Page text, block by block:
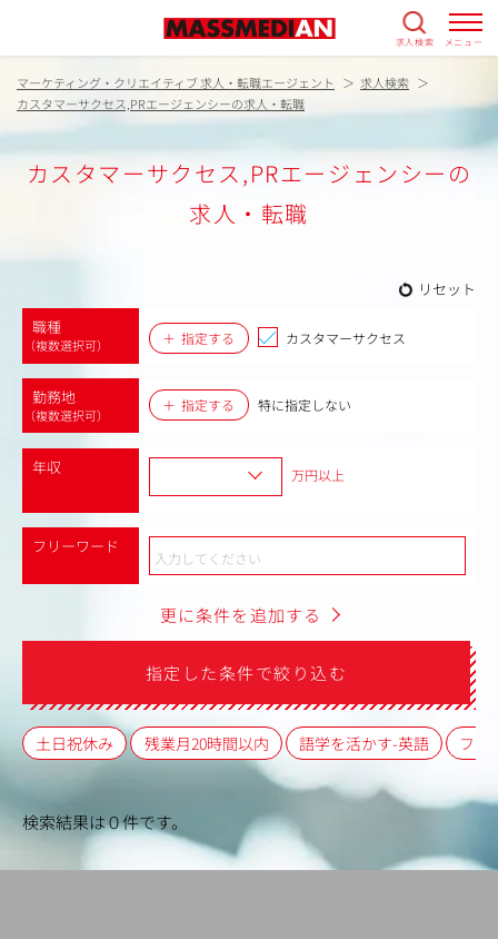
求人検索 メニュー
マーケティング・クリエイティブ 求人・転職エージェント
求人検索
カスタマーサクセス,PRエージェンシーの求人・転職
カスタマーサクセス,PRエージェンシーの
求人・転職
リセット
職種
（複数選択可） 指定する カスタマーサクセス
勤務地
（複数選択可）
指定する 特に指定しない
年収 万円以上
フリーワード
更に条件を追加する
指定した条件で絞り込む
土日祝休み 残業月20時間以内 語学を活かす-英語 フレ
検索結果は０件です。